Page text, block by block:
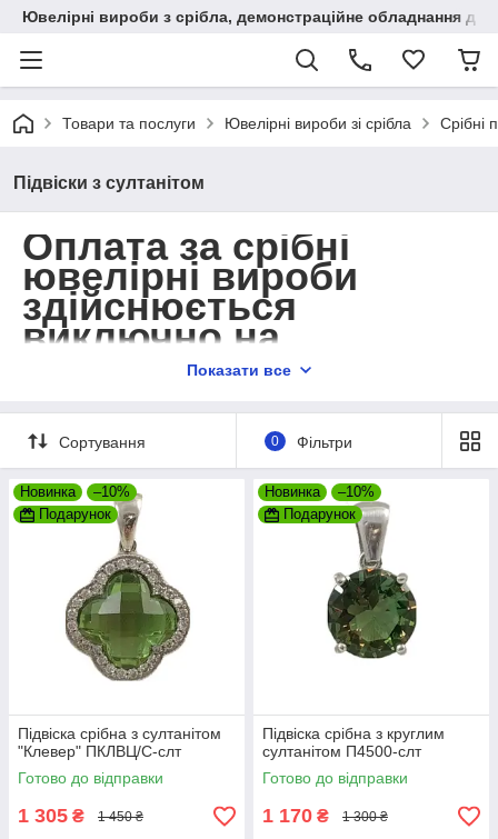
Ювелірні вироби з срібла, демонстраційне обладнання
Товари та послуги Ювелірні вироби зі срібла Срібні
Підвіски з султанітом
Оплата за срібні
ювелірні вироби
здійснюється
виключно на
розрахунковий
Товари на суму до 250 грн. та більше
2000 грн. відправляються тільки після
передоплати.
Показати все
Сортування 0 Фільтри
Новинка
–10%
Подарунок
Підвіска срібна з султанітом
"Клевер" ПКЛВЦ/С-слт
Готово до відправки
1 305 ₴ 1 450 ₴
Новинка
–10%
Подарунок
Підвіска срібна з круглим
султанітом П4500-слт
Готово до відправки
1 170 ₴ 1 300 ₴